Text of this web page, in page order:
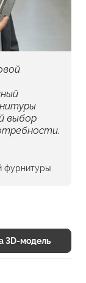
выбор
фурнитуры
3D-модель